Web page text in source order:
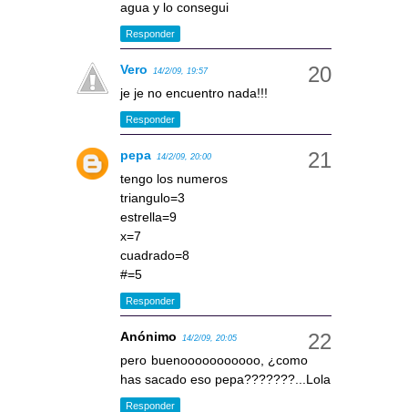
agua y lo consegui
Responder
Vero 14/2/09, 19:57
je je no encuentro nada!!!
Responder
pepa 14/2/09, 20:00
tengo los numeros
triangulo=3
estrella=9
x=7
cuadrado=8
#=5
Responder
Anónimo 14/2/09, 20:05
pero buenooooooooooo, ¿como
has sacado eso pepa???????...Lola
Responder